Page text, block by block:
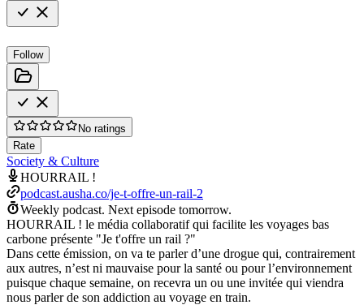
Follow
No ratings
Rate
Society & Culture
HOURRAIL !
podcast.ausha.co/je-t-offre-un-rail-2
Weekly podcast. Next episode tomorrow.
HOURRAIL ! le média collaboratif qui facilite les voyages bas
carbone présente "Je t'offre un rail ?"
Dans cette émission, on va te parler d’une drogue qui, contrairement
aux autres, n’est ni mauvaise pour la santé ou pour l’environnement
puisque chaque semaine, on recevra un ou une invitée qui viendra
nous parler de son addiction au voyage en train.